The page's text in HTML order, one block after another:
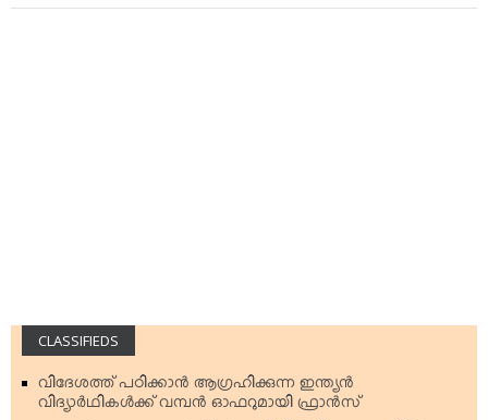
CLASSIFIEDS
വിദേശത്ത് പഠിക്കാന്‍ ആഗ്രഹിക്കുന്ന ഇന്ത്യന്‍
വിദ്യാര്‍ഥികള്‍ക്ക് വമ്പന്‍ ഓഫറുമായി ഫ്രാന്‍സ്